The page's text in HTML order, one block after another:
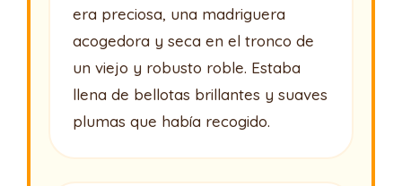
era preciosa, una madriguera
acogedora y seca en el tronco de
un viejo y robusto roble. Estaba
llena de bellotas brillantes y suaves
plumas que había recogido.